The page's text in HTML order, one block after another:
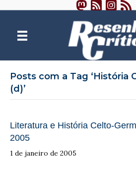
Posts com a Tag ‘História
(d)’
Literatura e História Celto-
2005
1 de janeiro de 2005